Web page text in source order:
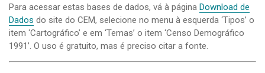
Para acessar estas bases de dados, vá à página Download de
Dados do site do CEM, selecione no menu à esquerda ‘Tipos’ o
item ‘Cartográfico’ e em ‘Temas’ o item ‘Censo Demográfico
1991’. O uso é gratuito, mas é preciso citar a fonte.